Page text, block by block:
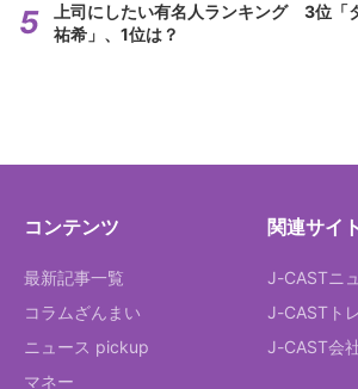
上司にしたい有名人ランキング 3位「
祐希」、1位は？
コンテンツ
最新記事一覧
コラムざんまい
ニュース pickup
マネー
関連サイト
J-CASTニ
J-CASTト
J-CAST会